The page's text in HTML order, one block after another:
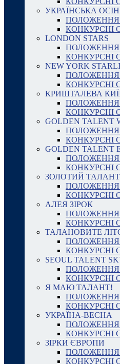
УКРАЇНСЬКА
ПОЛОЖЕННЯ
КОНКУРСНІ
LONDON STARS
ПОЛОЖЕННЯ
КОНКУРСНІ
NEW YORK
ПОЛОЖЕННЯ
КОНКУРСНІ
КРИШТАЛЕВА
ПОЛОЖЕННЯ
КОНКУРСНІ
GOLDEN TALENT
ПОЛОЖЕННЯ
КОНКУРСНІ
GOLDEN TALENT
ПОЛОЖЕННЯ
КОНКУРСНІ
ЗОЛОТИЙ ТАЛАНТ
ПОЛОЖЕННЯ
КОНКУРСНІ
АЛЕЯ ЗІРОК
ПОЛОЖЕННЯ
КОНКУРСНІ
ТАЛАНОВИТЕ
ПОЛОЖЕННЯ
КОНКУРСНІ
SEOUL TALENT
ПОЛОЖЕННЯ
КОНКУРСНІ
Я МАЮ ТАЛАНТ!
ПОЛОЖЕННЯ
КОНКУРСНІ
УКРАЇНА-ВЕСНА
ПОЛОЖЕННЯ
КОНКУРСНІ
ЗІРКИ ЄВРОПИ
ПОЛОЖЕННЯ
КОНКУРСНІ